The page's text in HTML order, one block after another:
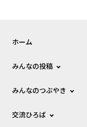
ホーム
みんなの投稿
みんなのつぶやき
交流ひろば